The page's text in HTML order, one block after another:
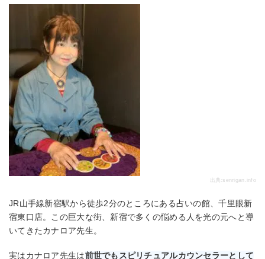
出典: senrigan.info
JR山手線新宿駅から徒歩2分のところにある占いの館、千里眼新
宿東口店。この巨大な街、新宿で多くの悩める人を光の元へと導
いてきたカナロア先生。
実はカナロア先生は前世でもスピリチュアルカウンセラーとして